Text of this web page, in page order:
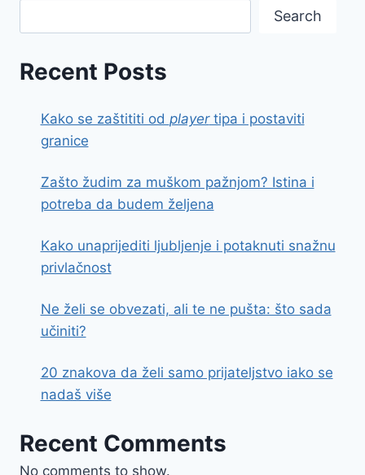
Search
Recent Posts
Kako se zaštititi od playertipa i postaviti
granice
Zašto žudim za muškom pažnjom? Istina i
potreba da budem željena
Kako unaprijediti ljubljenje i potaknuti snažnu
privlačnost
Ne želi se obvezati, ali te ne pušta: što sada
učiniti?
20 znakova da želi samo prijateljstvo iako se
nadaš više
Recent Comments
No comments to show.